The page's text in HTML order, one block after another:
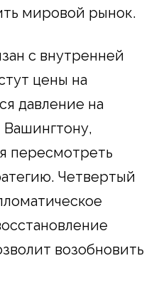
мировой рынок.
с внутренней
цены на
давление на
Вашингтону,
пересмотреть
Четвертый
возобновить